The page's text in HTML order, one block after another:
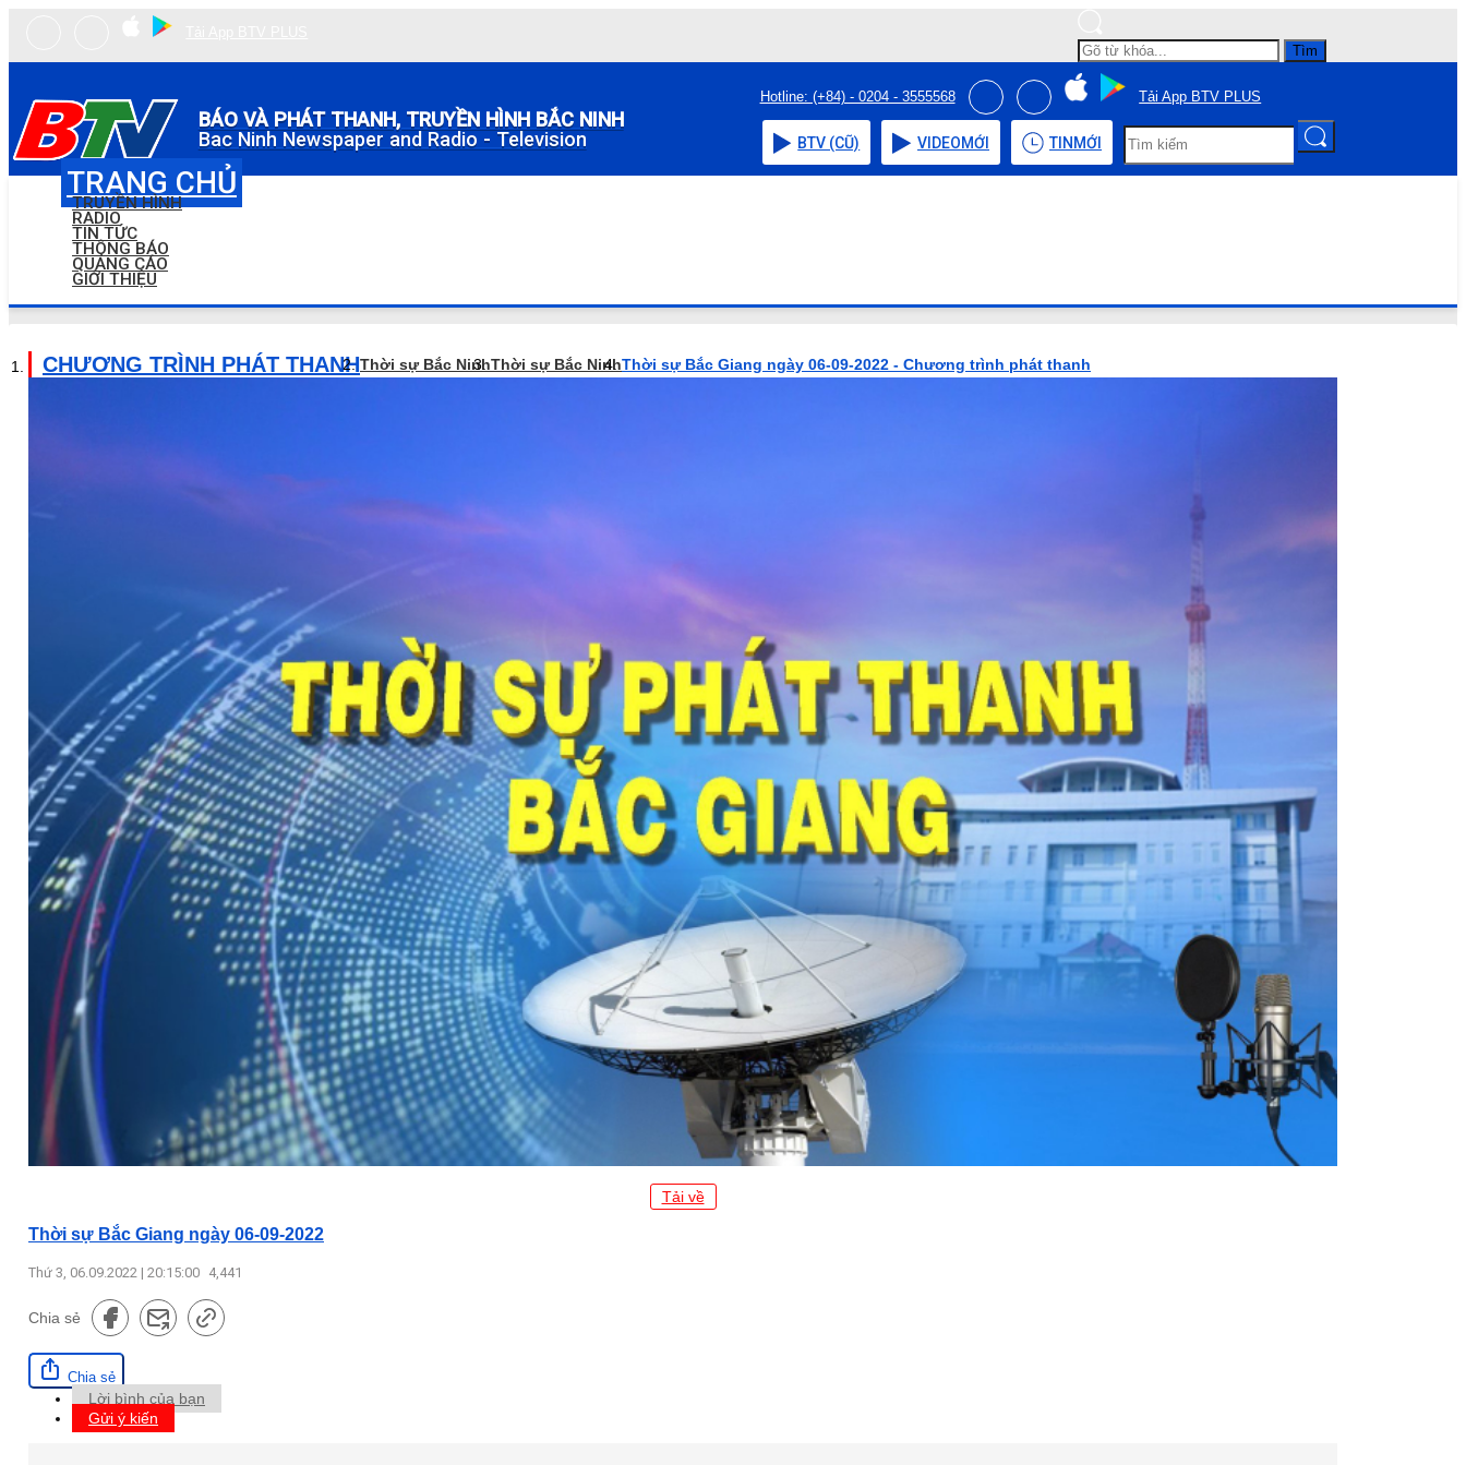
Tìm
BÁO VÀ PHÁT THANH, TRUYỀN HÌNH BẮC NINH
Bac Ninh Newspaper and Radio - Television
Hotline: (+84) - 0204 - 3555568 Tải App BTV PLUS
BTV (CŨ) VIDEOMỚI TIN MỚI
TRANG CHỦ
TRUYỀN HÌNH
RADIO
TIN TỨC
THÔNG BÁO
QUẢNG CÁO
GIỚI THIỆU
CHƯƠNG TRÌNH PHÁT THANHThời sự Bắc NinhThời sự Bắc NinhThời sự Bắc Giang ngày 06-09-2022 - Chương trình phát thanh
Tải về
Thời sự Bắc Giang ngày 06-09-2022
Thứ 3, 06.09.2022 | 20:15:00 4,441
Chia sẻ
Chia sẻ
Lời bình của bạn
Gửi ý kiến